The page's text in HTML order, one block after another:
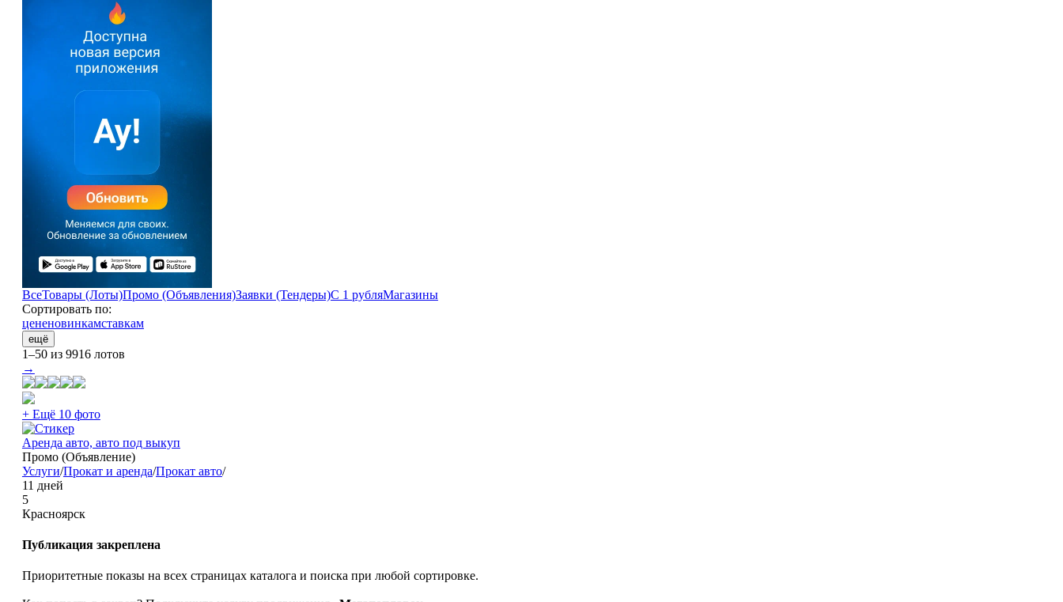
ВсеТовары (Лоты)Промо (Объявления)Заявки (Тендеры)С 1 рубляМагазины
Сортировать по:
цененовинкамставкам
ещё
1–50 из 9916 лотов
→
+ Ещё 10 фото
Аренда авто, авто под выкуп
Промо (Объявление)
Услуги/Прокат и аренда/Прокат авто/
11 дней
5
Красноярск
Публикация закреплена
Приоритетные показы на всех страницах каталога и поиска при любой сортировке.